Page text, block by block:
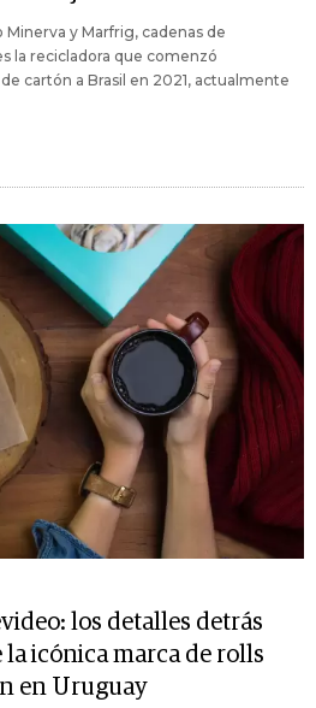
y Marfrig, cadenas de
la recicladora que comenzó
cartón a Brasil en 2021, actualmente
los detalles detrás
la icónica marca de rolls
en Uruguay